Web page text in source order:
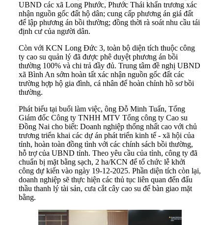
UBND các xã Long Phước, Phước Thái khẩn trương xác
nhận nguồn gốc đất hộ dân; cung cấp phương án giá đất
để lập phương án bồi thường; đồng thời rà soát nhu cầu tái
định cư của người dân.
Còn với KCN Long Đức 3, toàn bộ diện tích thuộc công
ty cao su quản lý đã được phê duyệt phương án bồi
thường 100% và chi trả đầy đủ. Trung tâm đề nghị UBND
xã Bình An sớm hoàn tất xác nhận nguồn gốc đất các
trường hợp hộ gia đình, cá nhân để hoàn chỉnh hồ sơ bồi
thường.
Phát biểu tại buổi làm việc, ông Đỗ Minh Tuấn, Tổng
Giám đốc Công ty TNHH MTV Tổng công ty Cao su
Đồng Nai cho biết: Doanh nghiệp thống nhất cao với chủ
trương triển khai các dự án phát triển kinh tế - xã hội của
tỉnh, hoàn toàn đồng tình với các chính sách bồi thường,
hỗ trợ của UBND tỉnh. Theo yêu cầu của tỉnh, công ty đã
chuẩn bị mặt bằng sạch, 2 ha/KCN để tổ chức lễ khởi
công dự kiến vào ngày 19-12-2025. Phần diện tích còn lại,
doanh nghiệp sẽ thực hiện các thủ tục liên quan đến đấu
thầu thanh lý tài sản, cưa cắt cây cao su để bàn giao mặt
bằng.